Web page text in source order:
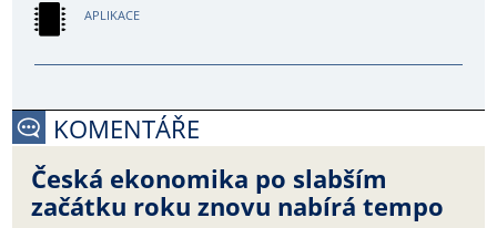
APLIKACE
KOMENTÁŘE
Česká ekonomika po slabším
začátku roku znovu nabírá tempo